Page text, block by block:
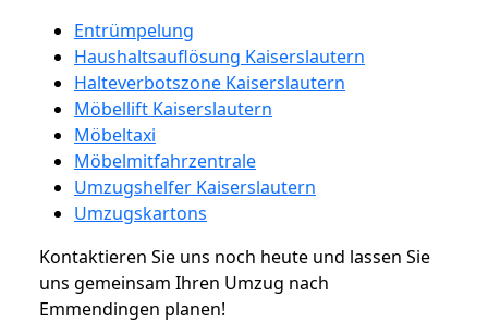
Entrümpelung
Haushaltsauflösung Kaiserslautern
Halteverbotszone Kaiserslautern
Möbellift Kaiserslautern
Möbeltaxi
Möbelmitfahrzentrale
Umzugshelfer Kaiserslautern
Umzugskartons
Kontaktieren Sie uns noch heute und lassen Sie
uns gemeinsam Ihren Umzug nach
Emmendingen planen!